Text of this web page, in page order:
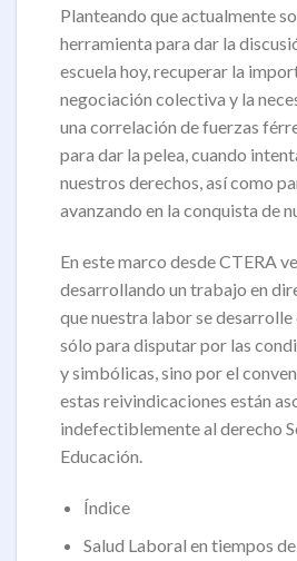
Planteando que actualmente
herramienta para dar la
escuela hoy, recuperar la
negociación colectiva y la
una correlación de fuerzas
para dar la pelea, cuando
nuestros derechos, así como
avanzando en la conquista de
En este marco desde CTERA
desarrollando un trabajo en
que nuestra labor se desarrolle
sólo para disputar por las
y simbólicas, sino por el
estas reivindicaciones están
indefectiblemente al derecho
Educación.
Índice
Salud Laboral en tiempos